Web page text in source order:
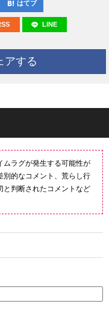
はてブ
LINE
アする
ムラグが発生する可能性が
別的なコメント、荒らし行
と判断されたコメントなど